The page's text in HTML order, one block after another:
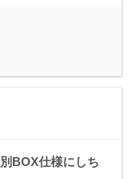
BOX仕様にしち